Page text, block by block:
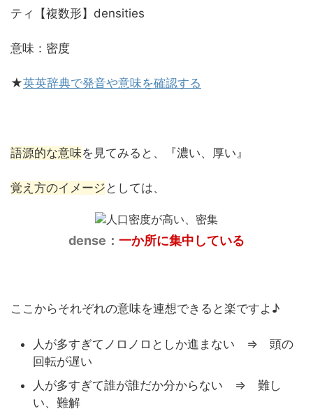
ティ【複数形】densities
意味：密度
★英英辞典で発音や意味を確認する
語源的な意味を見てみると、『濃い、厚い』
覚え方のイメージ としては、
dense： 一か所に集中している
ここからそれぞれの意味を連想できると楽ですよ♪
人が多すぎてノロノロとしか進まない ⇒ 頭の
回転が遅い
人が多すぎて誰が誰だか分からない ⇒ 難し
い、難解